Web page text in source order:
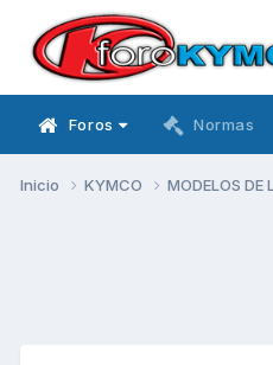
Foros Normas
Inicio KYMCO MODELOS DE